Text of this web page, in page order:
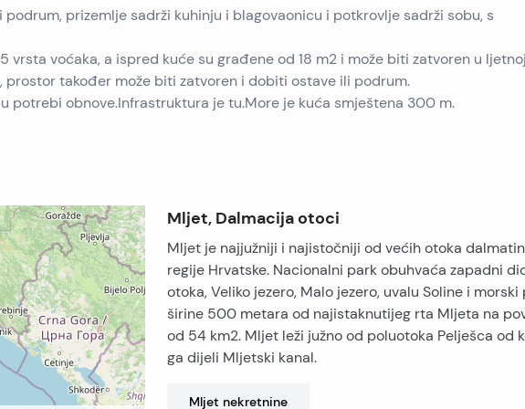
prizemlje sadrži kuhinju i blagovaonicu i potkrovlje sadrži sobu, s
vrsta voćaka, a ispred kuće su građene od 18 m2 i može biti zatvoren u ljetnoj
prostor također može biti zatvoren i dobiti ostave ili podrum.
potrebi obnove.Infrastruktura je tu.More je kuća smještena 300 m.
Mljet, Dalmacija otoci
Mljet je najjužniji i najistočniji od većih otoka
regije Hrvatske. Nacionalni park obuhvaća zapadni
otoka, Veliko jezero, Malo jezero, uvalu Soline i morski
širine 500 metara od najistaknutijeg rta Mljeta na
od 54 km2. Mljet leži južno od poluotoka Pelješca od
ga dijeli Mljetski kanal.
Mljet nekretnine